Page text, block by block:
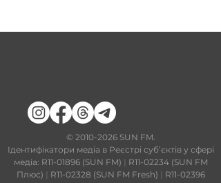
​© 2010-2026SUN FM.
Ідентифікатори медіа в Реєстрі суб’єктів у сфері
медіа: R11-01896 (SUN FM) | R11-02234 (SUN FM
Плюс) | R11-02328 (SUN FM Fresh) | R11-02396